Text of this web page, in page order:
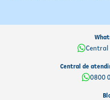
Central
Central de
0800